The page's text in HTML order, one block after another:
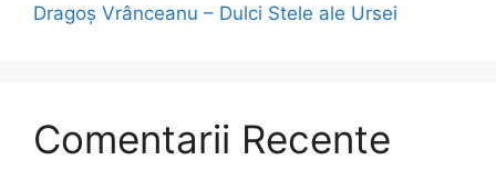
Dragoş Vrânceanu – Dulci Stele ale Ursei
Comentarii Recente